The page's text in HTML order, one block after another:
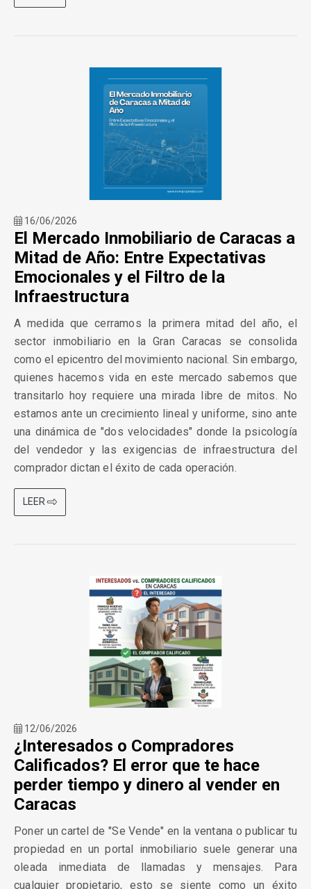
16/06/2026
El Mercado Inmobiliario de Caracas a
Mitad de Año: Entre Expectativas
Emocionales y el Filtro de la
Infraestructura
A medida que cerramos la primera mitad del año, el
sector inmobiliario en la Gran Caracas se consolida
como el epicentro del movimiento nacional. Sin embargo,
quienes hacemos vida en este mercado sabemos que
transitarlo hoy requiere una mirada libre de mitos. No
estamos ante un crecimiento lineal y uniforme, sino ante
una dinámica de "dos velocidades" donde la psicología
del vendedor y las exigencias de infraestructura del
comprador dictan el éxito de cada operación.
LEER
12/06/2026
¿Interesados o Compradores
Calificados? El error que te hace
perder tiempo y dinero al vender en
Caracas
Poner un cartel de "Se Vende" en la ventana o publicar tu
propiedad en un portal inmobiliario suele generar una
oleada inmediata de llamadas y mensajes. Para
cualquier propietario, esto se siente como un éxito